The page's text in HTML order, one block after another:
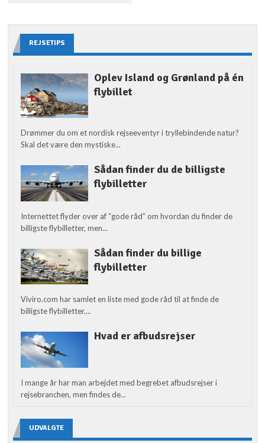
REJSETIPS
Oplev Island og Grønland på én
flybillet
Drømmer du om et nordisk rejseeventyr i tryllebindende natur?
Skal det være den mystiske...
Sådan finder du de billigste
flybilletter
Internettet flyder over af “gode råd” om hvordan du finder de
billigste flybilletter, men...
Sådan finder du billige
flybilletter
Viviro.com har samlet en liste med gode råd til at finde de
billigste flybilletter....
Hvad er afbudsrejser
I mange år har man arbejdet med begrebet afbudsrejser i
rejsebranchen, men findes de...
UDVALGTE